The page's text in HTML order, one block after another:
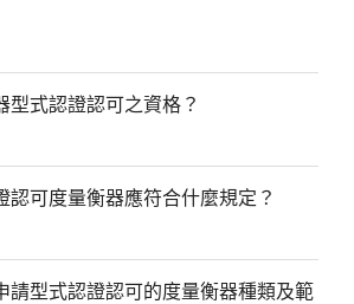
型式認證認可之資格？
認可度量衡器應符合什麼規定？
請型式認證認可的度量衡器種類及範